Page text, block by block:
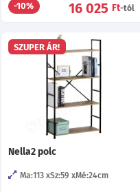
-10% 16 025 Ft-tól
SZUPER ÁR!
Nella2 polc
Ma:113 Sz:59 Mé:24cm